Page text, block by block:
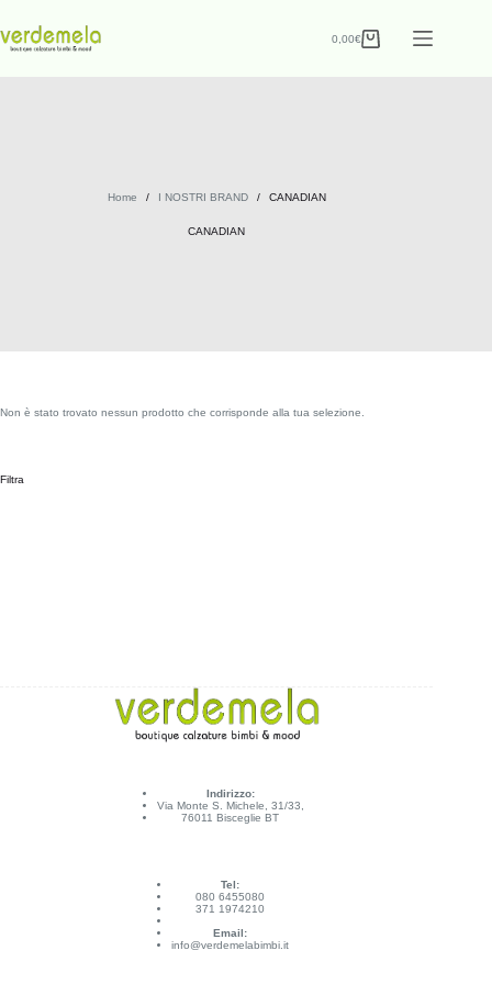
0,00€
Home / I NOSTRI BRAND / CANADIAN
CANADIAN
Non è stato trovato nessun prodotto che corrisponde alla tua selezione.
Filtra
Indirizzo:
Via Monte S. Michele, 31/33,
76011 Bisceglie BT
Tel:
080 6455080
371 1974210
Email:
info@verdemelabimbi.it